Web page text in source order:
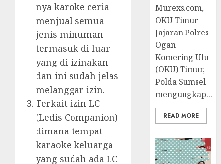
nya karoke ceria
menjual semua
jenis minuman
termasuk di luar
yang di izinakan
dan ini sudah jelas
melanggar izin.
Terkait izin LC
(Ledis Companion)
dimana tempat
karaoke keluarga
yang sudah ada LC
Murexs.com,
OKU Timur –
Jajaran Polres
Ogan
Komering Ulu
(OKU) Timur,
Polda Sumsel
mengungkap...
READ MORE